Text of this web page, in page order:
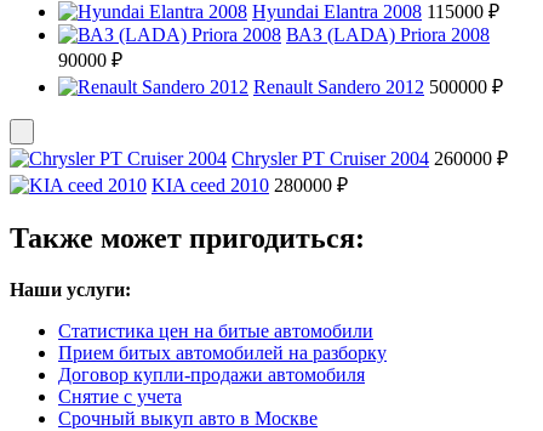
Hyundai Elantra 2008 115000 ₽
ВАЗ (LADA) Priora 2008
90000 ₽
Renault Sandero 2012 500000 ₽
Chrysler PT Cruiser 2004 260000 ₽
KIA ceed 2010 280000 ₽
Также может пригодиться:
Наши услуги:
Статистика цен на битые автомобили
Прием битых автомобилей на разборку
Договор купли-продажи автомобиля
Снятие с учета
Срочный выкуп авто в Москве